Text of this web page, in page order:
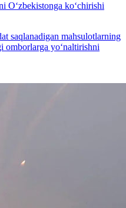
O‘zbekistonga ko‘chirishi
saqlanadigan mahsulotlarning
omborlarga yo‘naltirishni